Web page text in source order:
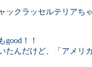
ックラッセルテリア
！！
たんだけど、「アメリ